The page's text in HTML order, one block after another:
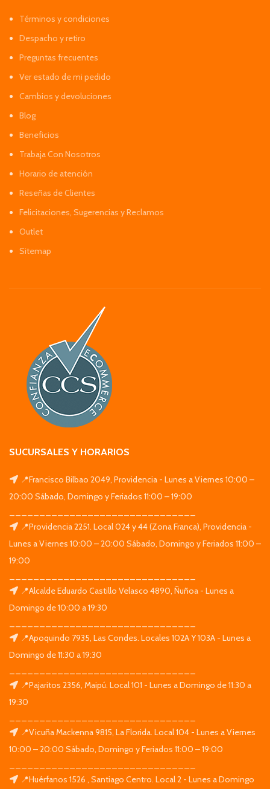
Términos y condiciones
Despacho y retiro
Preguntas frecuentes
Ver estado de mi pedido
Cambios y devoluciones
Blog
Beneficios
Trabaja Con Nosotros
Horario de atención
Reseñas de Clientes
Felicitaciones, Sugerencias y Reclamos
Outlet
Sitemap
SUCURSALES Y HORARIOS
📍Francisco Bilbao 2049, Providencia - Lunes a Viernes 10:00 –
20:00 Sábado, Domingo y Feriados 11:00 – 19:00
📍Providencia 2251. Local 024 y 44 (Zona Franca), Providencia -
Lunes a Viernes 10:00 – 20:00 Sábado, Domingo y Feriados 11:00 –
19:00
📍Alcalde Eduardo Castillo Velasco 4890, Ñuñoa - Lunes a
Domingo de 10:00 a 19:30
📍Apoquindo 7935, Las Condes. Locales 102A Y 103A - Lunes a
Domingo de 11:30 a 19:30
📍Pajaritos 2356, Maipú. Local 101 - Lunes a Domingo de 11:30 a
19:30
📍Vicuña Mackenna 9815, La Florida. Local 104 - Lunes a Viernes
10:00 – 20:00 Sábado, Domingo y Feriados 11:00 – 19:00
📍Huérfanos 1526 , Santiago Centro. Local 2 - Lunes a Domingo